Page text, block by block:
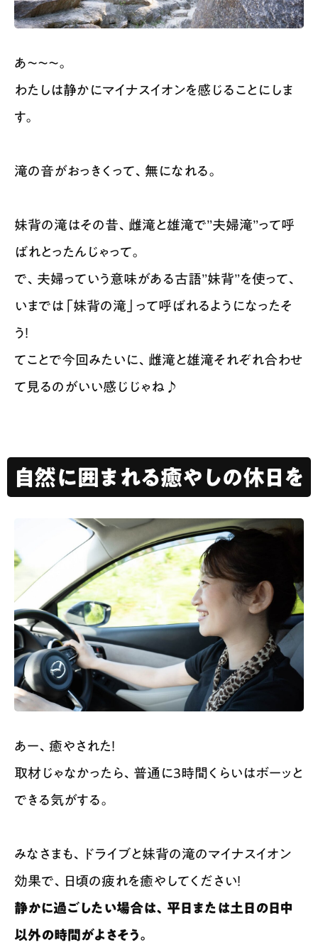
あ〜〜〜。
わたしは静かにマイナスイオンを感じることにしま
す。
滝の音がおっきくって、無になれる。
妹背の滝はその昔、雌滝と雄滝で”夫婦滝”って呼
ばれとったんじゃって。
で、夫婦っていう意味がある古語”妹背”を使って、
いまでは「妹背の滝」って呼ばれるようになったそ
う！
てことで今回みたいに、雌滝と雄滝それぞれ合わせ
て見るのがいい感じじゃね♪
自然に囲まれる癒やしの休日を
あー、癒やされた！
取材じゃなかったら、普通に3時間くらいはボーッと
できる気がする。
みなさまも、ドライブと妹背の滝のマイナスイオン
効果で、日頃の疲れを癒やしてください！
静かに過ごしたい場合は、平日または土日の日中
以外の時間がよさそう。